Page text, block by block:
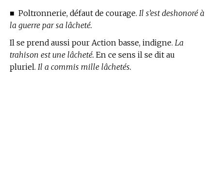
■ Poltronnerie, défaut de courage. Il s’est deshonoré à
la guerre par sa lâcheté.
Il se prend aussi pour Action basse, indigne. La
trahison est une lâcheté. En ce sens il se dit au
pluriel. Il a commis mille lâchetés.